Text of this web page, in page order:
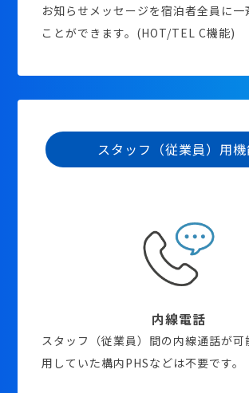
お知らせメッセージを宿泊者全員に一
ことができます。(HOT/TEL C機能)
スタッフ（従業員）用
内線電話
スタッフ（従業員）間の内線通話が可
用していた構内PHSなどは不要です。